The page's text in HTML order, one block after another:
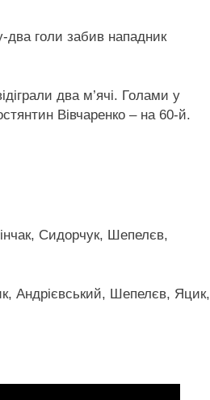
два голи забив нападник
два м’ячі. Голами у
Вівчаренко – на 60-й.
Сидорчук, Шепелєв,
Андрієвський, Шепелєв, Яцик,